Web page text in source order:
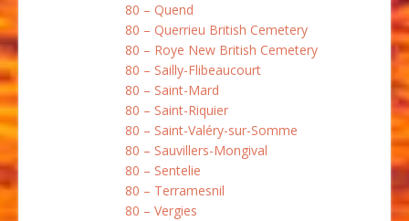
80 – Quend
80 – Querrieu British Cemetery
80 – Roye New British Cemetery
80 – Sailly-Flibeaucourt
80 – Saint-Mard
80 – Saint-Riquier
80 – Saint-Valéry-sur-Somme
80 – Sauvillers-Mongival
80 – Sentelie
80 – Terramesnil
80 – Vergies